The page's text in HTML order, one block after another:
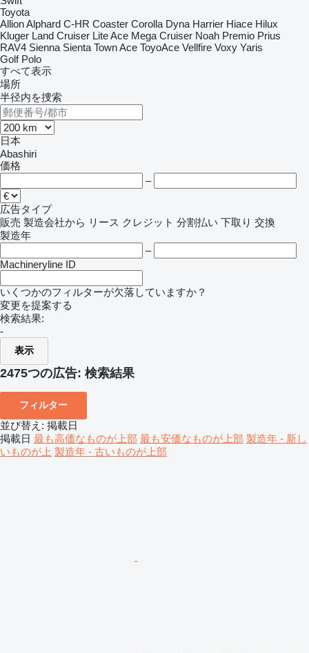
Toyota
AllionAlphard C-HR Coaster Corolla Dyna Harrier Hiace Hilux
Kluger Land Cruiser Lite Ace Mega Cruiser Noah Premio Prius
RAV4 Sienna Sienta Town Ace ToyoAce Vellfire Voxy Yaris
Golf Polo
すべて表示
場所
半径内を捜索
日本
Abashiri
価格
–
広告タイプ
販売 製造会社から リース クレジット 分割払い 下取り 交換
製造年
–
Machineryline ID
いくつかのフィルターが欠落していますか？
変更を提案する
検索結果:
-
表示
2475つの広告: 検索結果
フィルター
並び替え : 掲載日
掲載日 最も高価なものが上部 最も安価なものが上部 製造年 - 新し
いものが上 製造年 - 古いものが上部